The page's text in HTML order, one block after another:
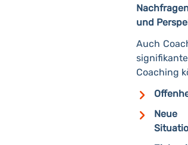
und
Auch
Coaching
Neue